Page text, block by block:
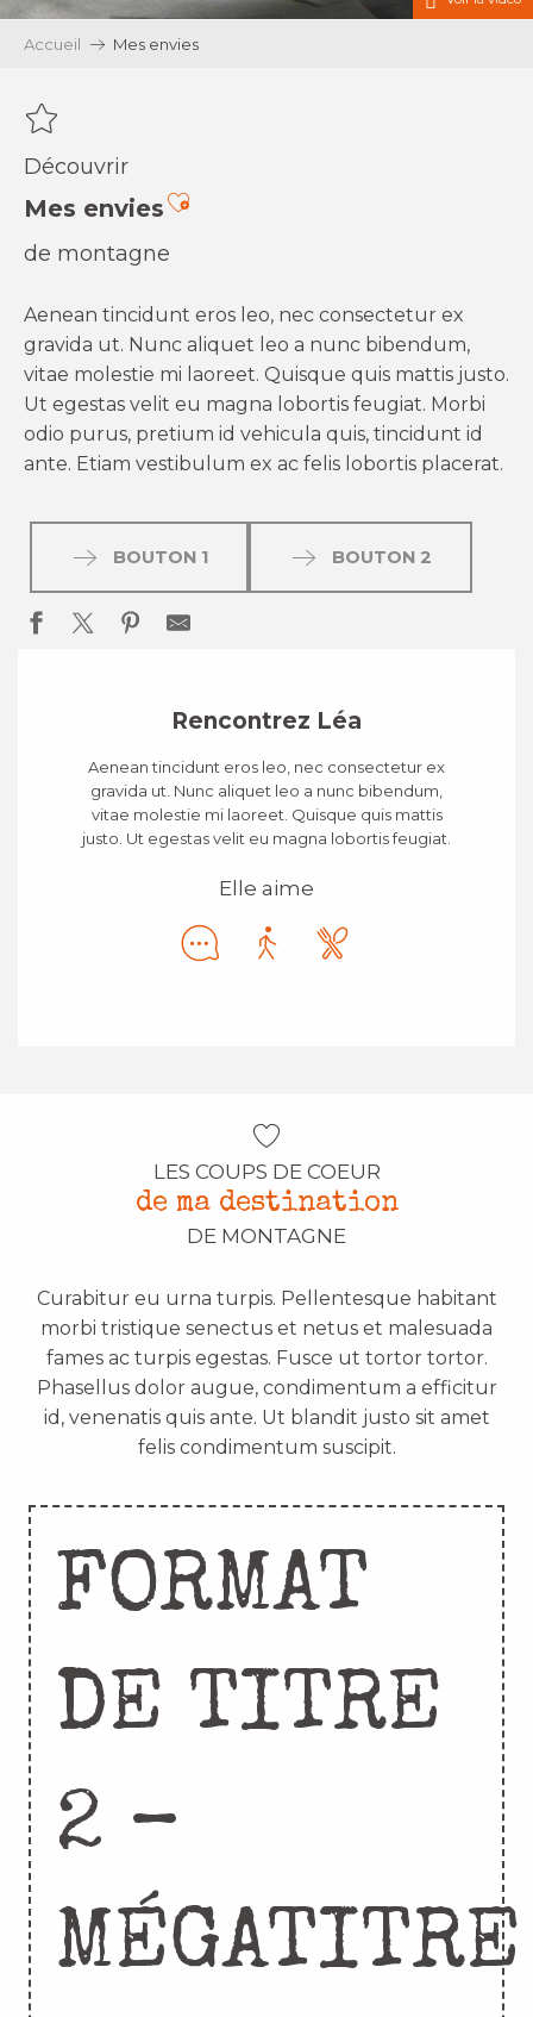
Accueil Mes envies
Découvrir
Mes enviesAjouter aux favoris
de montagne
Aenean tincidunt eros leo, nec consectetur ex
gravida ut. Nunc aliquet leo a nunc bibendum,
vitae molestie mi laoreet. Quisque quis mattis justo.
Ut egestas velit eu magna lobortis feugiat. Morbi
odio purus, pretium id vehicula quis, tincidunt id
ante. Etiam vestibulum ex ac felis lobortis placerat.
BOUTON 1 BOUTON 2
Rencontrez Léa
Aenean tincidunt eros leo, nec consectetur ex
gravida ut. Nunc aliquet leo a nunc bibendum,
vitae molestie mi laoreet. Quisque quis mattis
justo. Ut egestas velit eu magna lobortis feugiat.
Elle aime
LES COUPS DE COEUR
de ma destination
DE MONTAGNE
Curabitur eu urna turpis. Pellentesque habitant
morbi tristique senectus et netus et malesuada
fames ac turpis egestas. Fusce ut tortor tortor.
Phasellus dolor augue, condimentum a efficitur
id, venenatis quis ante. Ut blandit justo sit amet
felis condimentum suscipit.
FORMAT
DE TITRE
2 –
MÉGATITRE